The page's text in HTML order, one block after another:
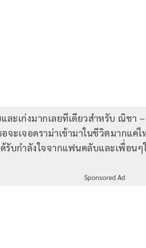
ละเก่งมากเลยทีเดียวสำหรับ ณิช
จะเจอดราม่าเข้ามาในชีวิตมากแค่
ด้รับกำลังใจจากแฟนคลับและเพื่อนๆ
Sponsored Ad